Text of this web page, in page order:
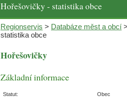
Hořešovičky - statistika obce
Regionservis > Databáze měst a obcí
statistika obce
Hořešovičky
Základní informace
Statut:
Obec